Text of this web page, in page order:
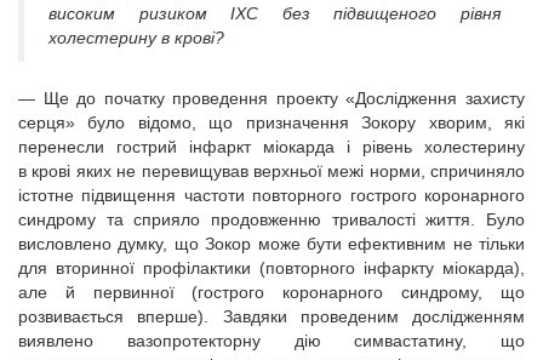
високим ризиком ІХС без підвищеного рівня
холестерину в крові?
— Ще до початку проведення проекту «Дослідження захисту
серця» було відомо, що призначення Зокору хворим, які
перенесли гострий інфаркт міокарда і рівень холестерину
в крові яких не перевищував верхньої межі норми, спричиняло
істотне підвищення частоти повторного гострого коронарного
синдрому та сприяло продовженню тривалості життя. Було
висловлено думку, що Зокор може бути ефективним не тільки
для вторинної профілактики (повторного інфаркту міокарда),
але й первинної (гострого коронарного синдрому, що
розвивається вперше). Завдяки проведеним дослідженням
виявлено вазопротекторну дію симвастатину, що